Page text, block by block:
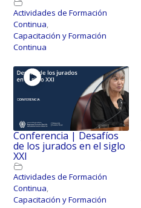
Actividades de Formación
Continua,
Capacitación y Formación
Continua
Conferencia | Desafíos
de los jurados en el siglo
XXI
Actividades de Formación
Continua,
Capacitación y Formación